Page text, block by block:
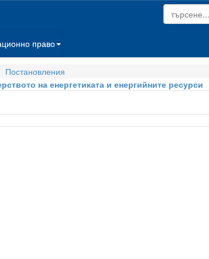
право
Постановления
на енергетиката и енергийните ресурси